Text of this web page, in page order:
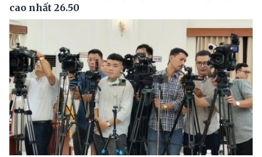
cao nhất 26.50